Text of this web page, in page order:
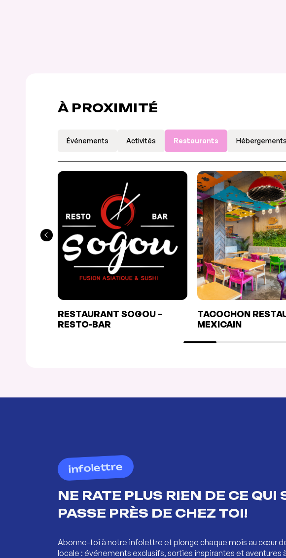
À PROXIMITÉ
Événements Activités Restaurants Hébergements
RESTAURANT SOGOU –
RESTO-BAR
TACOCHON
MEXICAIN
infolettre
NE RATE PLUS RIEN DE CE QUI
PASSE PRÈS DE CHEZ TOI!
Abonne-toi à notre infolettre et plonge chaque mois au cœur
locale : événements exclusifs, sorties inspirantes et aventures